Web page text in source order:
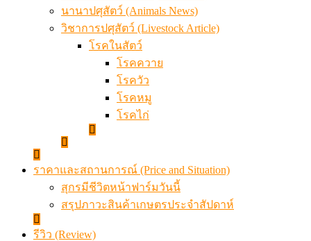
นานาปศุสัตว์ (Animals News)
วิชาการปศุสัตว์ (Livestock Article)
โรคในสัตว์
โรคควาย
โรควัว
โรคหมู
โรคไก่
ราคาและสถานการณ์ (Price and Situation)
สุกรมีชีวิตหน้าฟาร์มวันนี้
สรุปภาวะสินค้าเกษตรประจำสัปดาห์
รีวิว (Review)